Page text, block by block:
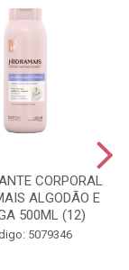
CORPORAL
ALGODÃO E
500ML (12)
5079346